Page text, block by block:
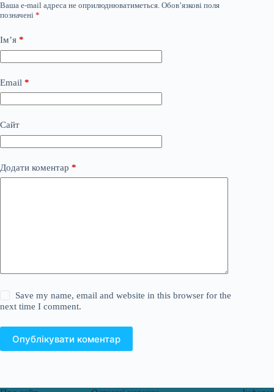
Ваша e-mail адреса не оприлюднюватиметься. Обов’язкові поля
позначені *
Ім’я *
Email *
Сайт
Додати коментар *
Save my name, email and website in this browser for the
next time I comment.
Опублікувати коментар